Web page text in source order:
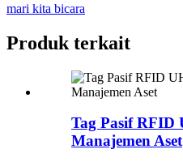
mari kita bicara
Produk terkait
Tag Pasif RFID
Manajemen Aset